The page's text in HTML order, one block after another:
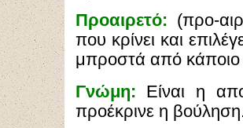
Προαιρετό: (προ-
που κρίνει και
μπροστά από κάποιο
Γνώμη: Είναι η
προέκρινε η